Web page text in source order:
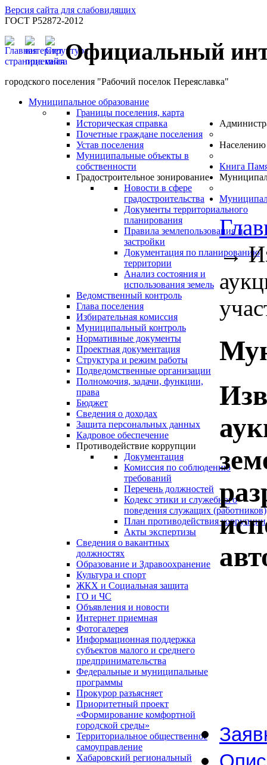
Версия сайта для слабовидящих
ГОСТ Р52872-2012
Официальный
городского поселения "Рабочий поселок Переяславка"
Муниципальное образование
Границы поселения, карта
Историческая справка
Почетные граждане поселения
Устав поселения
Муниципальные объекты в
собственности
Градостроительное зонирование
Новости в сфере
градостроительства
Документы территориального
планирования
Правила землепользования и
застройки
Документация по планированию
территории
Анализ состояния и
использования земель
Ведомственный контроль
Глава поселения
Избирательная комиссия
Муниципальный контроль
Нормативные документы
Проектная документация
Структура и режим работы
Подведомственные организации
Полномочия, задачи, функции,
права
Бюджет
Сведения о доходах
Защита персональных данных
Кадровое обеспечение
Противодействие коррупции
Документация
Комиссия по соблюдению
требований
Перечень должностей
Кодекс этики и служебного
поведения служащих (работников)
План противодействия коррупции
Акты экспертизы
Сведения о вакантных
должностях
Населению
Образование и Здравоохранение
Культура и спорт
ЖКХ и Социальная защита
ГО и ЧС
Объявления и новости
Интернет приемная
Фотогалерея
Информационная поддержка
субъектов малого и среднего
предпринимательства
Федеральные и муниципальные
программы
Прокурор разъясняет
Приоритетный проект
«Формирование комфортной
городской среды»
Территориальное общественное
самоуправление
Хабаровский региональный
Книга
→